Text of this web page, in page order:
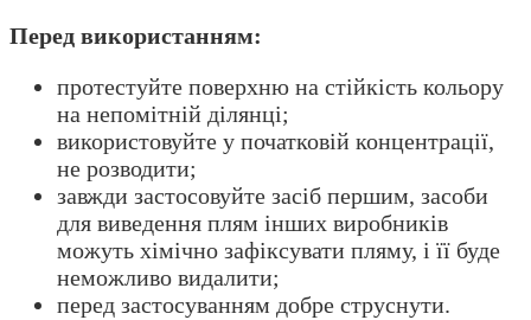
Перед використанням:
протестуйте поверхню на стійкість кольору
на непомітній ділянці;
використовуйте у початковій концентрації,
не розводити;
завжди застосовуйте засіб першим, засоби
для виведення плям інших виробників
можуть хімічно зафіксувати пляму, і її буде
неможливо видалити;
перед застосуванням добре струснути.